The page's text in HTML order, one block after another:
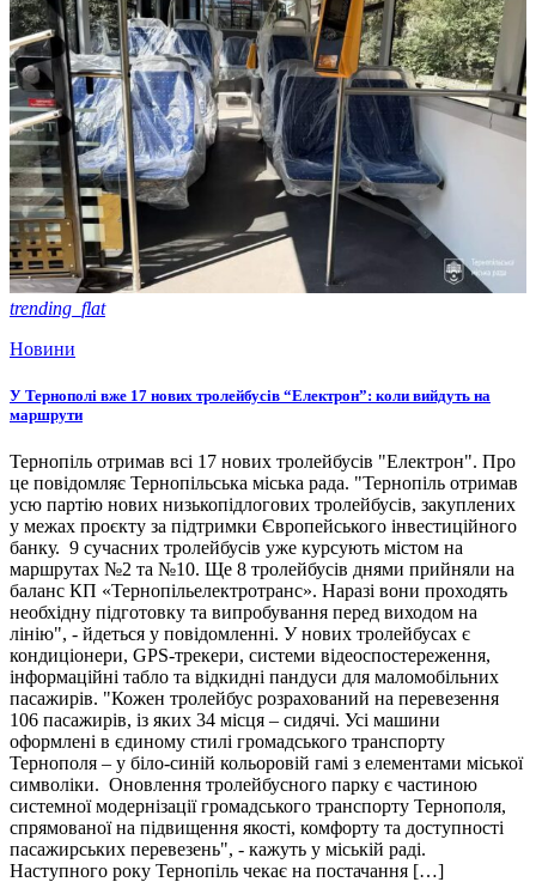
trending_flat
Новини
У Тернополі вже 17 нових тролейбусів “Електрон”: коли вийдуть на
маршрути
Тернопіль отримав всі 17 нових тролейбусів "Електрон". Про
це повідомляє Тернопільська міська рада. "Тернопіль отримав
усю партію нових низькопідлогових тролейбусів, закуплених
у межах проєкту за підтримки Європейського інвестиційного
банку. 9 сучасних тролейбусів уже курсують містом на
маршрутах №2 та №10. Ще 8 тролейбусів днями прийняли на
баланс КП «Тернопільелектротранс». Наразі вони проходять
необхідну підготовку та випробування перед виходом на
лінію", - йдеться у повідомленні. У нових тролейбусах є
кондиціонери, GPS-трекери, системи відеоспостереження,
інформаційні табло та відкидні пандуси для маломобільних
пасажирів. "Кожен тролейбус розрахований на перевезення
106 пасажирів, із яких 34 місця – сидячі. Усі машини
оформлені в єдиному стилі громадського транспорту
Тернополя – у біло-синій кольоровій гамі з елементами міської
символіки. Оновлення тролейбусного парку є частиною
системної модернізації громадського транспорту Тернополя,
спрямованої на підвищення якості, комфорту та доступності
пасажирських перевезень", - кажуть у міській раді.
Наступного року Тернопіль чекає на постачання […]